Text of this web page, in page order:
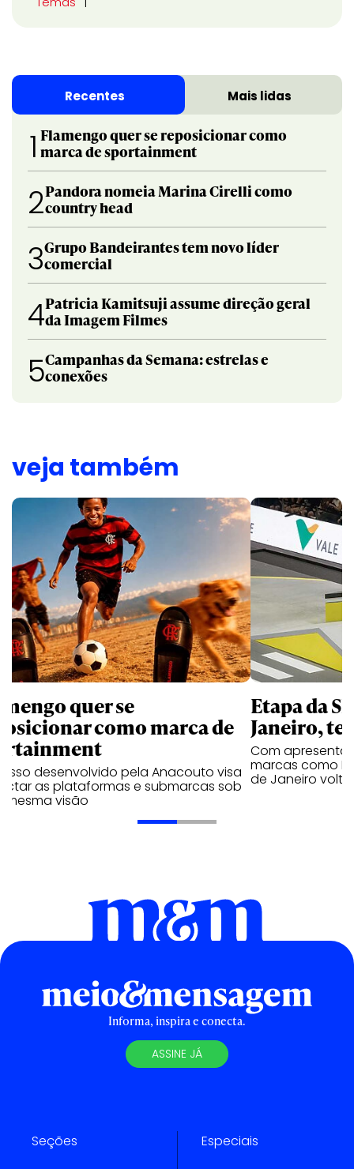
Recentes Mais lidas
1 Flamengo quer se reposicionar como
marca de sportainment
2Pandora nomeia Marina Cirelli como
country head
3Grupo Bandeirantes tem novo líder
comercial
4Patricia Kamitsuji assume direção geral
da Imagem Filmes
5Campanhas da Semana: estrelas e
conexões
veja também
quer se
como marca de
desenvolvido pela Anacouto visa
as plataformas e submarcas sob
mesma visão
Etapa da
Janeiro,
Com
marcas como
de Janeiro
Informa, inspira e conecta.
ASSINE JÁ
Seções Especiais